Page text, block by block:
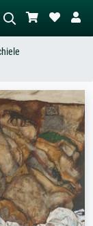
– ex. prairie verte,
de rouge,
nu debout près d'un
arbre.